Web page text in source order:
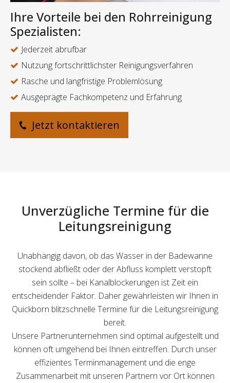
Ihre Vorteile bei den Rohrreinigung
Spezialisten:
Jederzeit abrufbar
Nutzung fortschrittlichster Reinigungsverfahren
Rasche und langfristige Problemlösung
Ausgeprägte Fachkompetenz und Erfahrung
Jetzt kontaktieren
Unverzügliche Termine für die
Leitungsreinigung
Unabhängig davon, ob das Wasser in der Badewanne
stockend abfließt oder der Abfluss komplett verstopft
sein sollte – bei Kanalblockerungen ist Zeit ein
entscheidender Faktor. Daher gewährleisten wir Ihnen in
Quickborn blitzschnelle Termine für die Leitungsreinigung
bereit.
Unsere Partnerunternehmen sind optimal aufgestellt und
können oft umgehend bei Ihnen eintreffen. Durch unser
effizientes Terminmanagement und die enge
Zusammenarbeit mit unseren Partnern vor Ort können